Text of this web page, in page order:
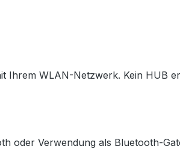
Ihrem WLAN-Netzwerk. Kein HUB
oder Verwendung als Bluetooth-